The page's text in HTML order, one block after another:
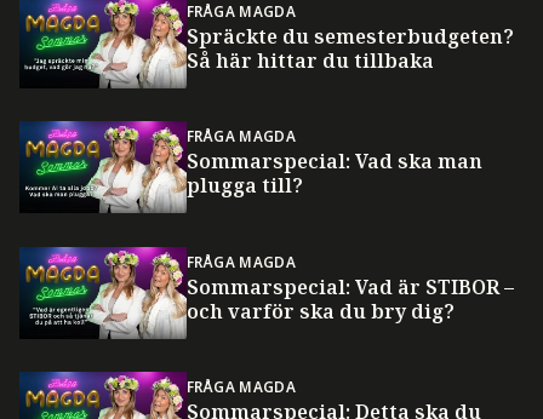
FRÅGA MAGDA
Spräckte du semesterbudgeten?
Så här hittar du tillbaka
FRÅGA MAGDA
Sommarspecial: Vad ska man
plugga till?
FRÅGA MAGDA
Sommarspecial: Vad är STIBOR –
och varför ska du bry dig?
FRÅGA MAGDA
Sommarspecial: Detta ska du